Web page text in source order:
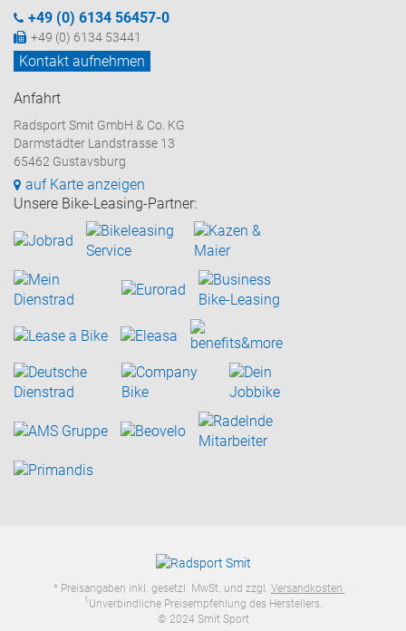
+49 (0) 6134 56457-0
+49 (0) 6134 53441
Kontakt aufnehmen
Anfahrt
Radsport Smit GmbH & Co. KG
Darmstädter Landstrasse 13
65462 Gustavsburg
auf Karte anzeigen
Unsere Bike-Leasing-Partner:
* Preisangaben inkl. gesetzl. MwSt. und zzgl. Versandkosten .
1 Unverbindliche Preisempfehlung des Herstellers.
© 2024 Smit Sport